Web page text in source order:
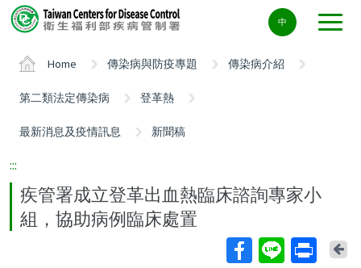
Center
block
中
Home 傳染病與防疫專題 傳染病介紹
第二類法定傳染病 登革熱
最新消息及疫情訊息 新聞稿
:::
疾管署成立登革出血熱臨床諮詢專家小
組，協助病例臨床處置